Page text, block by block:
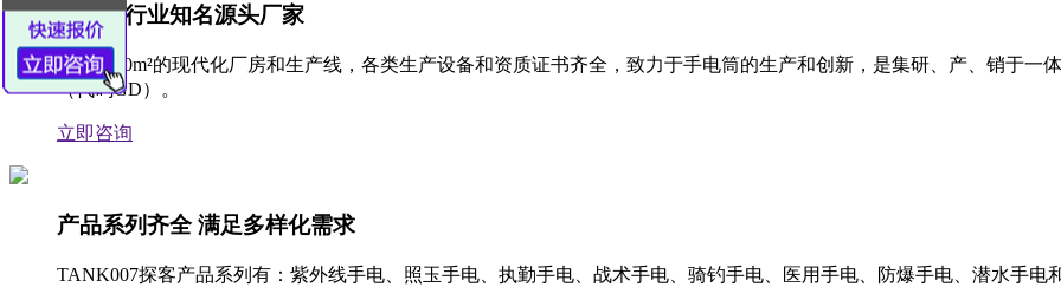
手电筒行业知名源头厂家
拥有3500m²的现代化厂房和生产线，各类生产设备和资质证书齐全，致力于手电筒的生产和创新，是集研、产、销于
（代码GD）。
立即咨询
产品系列齐全 满足多样化需求
TANK007探客产品系列有：紫外线手电、照玉手电、执勤手电、战术手电、骑钓手电、医用手电、防爆手电、潜水手